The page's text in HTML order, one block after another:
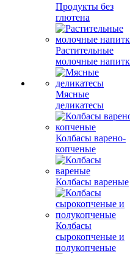
Продукты без
глютена
Растительные
молочные
Мясные
деликатесы
Колбасы варено-
копченые
Колбасы вареные
Колбасы
сырокопченые и
полукопченые